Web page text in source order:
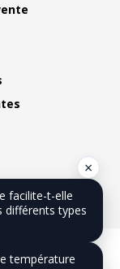
légales
×
facilite-t-elle
différents types
température